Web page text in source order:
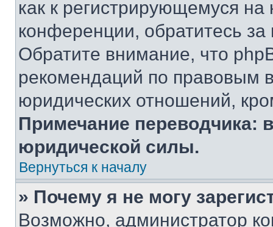
как к регистрирующемуся
конференции, обратитесь
Обратите внимание, что
рекомендаций по правовым
юридических отношений,
Примечание переводчика:
юридической силы.
Вернуться к началу
» Почему я не могу
Возможно, администратор